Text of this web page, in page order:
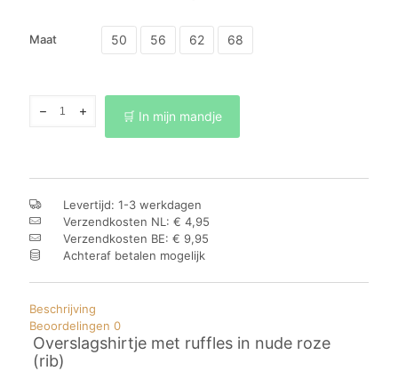
Maat 50 56 62 68
ruffles
🛒 In mijn mandje
Levertijd: 1-3 werkdagen
Verzendkosten NL: € 4,95
Verzendkosten BE: € 9,95
Achteraf betalen mogelijk
Beschrijving
Beoordelingen 0
Overslagshirtje met ruffles in nude roze
(rib)